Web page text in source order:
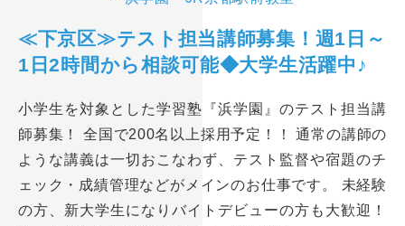
≪下京区≫テスト担当講師募集！週1日～
1日2時間から相談可能◆大学生活躍中♪
小学生を対象とした学習塾『浜学園』のテスト担当講
師募集！ 全国で200名以上採用予定！！ 通常の講師の
ような講義は一切おこなわず、テスト監督や宿題のチ
ェック・成績管理などがメインのお仕事です。 未経験
の方、新大学生になりバイトデビューの方も大歓迎！